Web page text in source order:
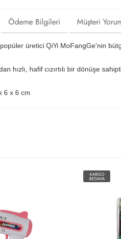
Ödeme Bilgileri Müşteri
üretici QiYi MoFangGe'nin
hızlı, hafif cızırtılı bir dönüşe
6 x 6 cm
KARGO
BEDAVA